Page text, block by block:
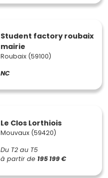
Student factory roubaix
mairie
Roubaix (59100)
NC
Le Clos Lorthiois
Mouvaux (59420)
Du T2 au T5
à partir de 195 199 €